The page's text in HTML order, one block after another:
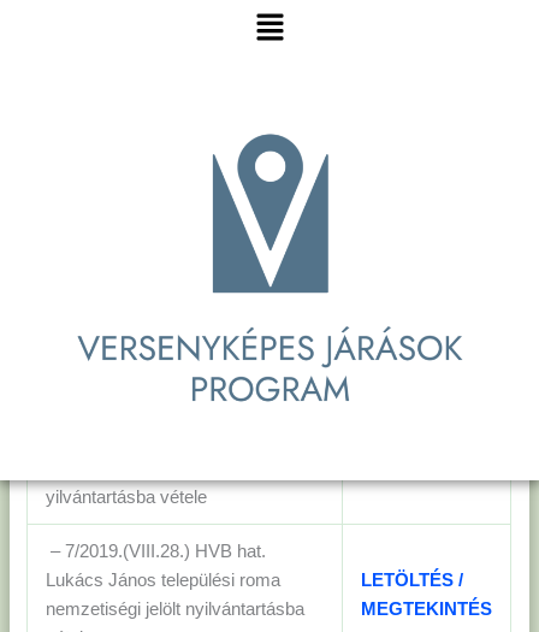
Menu
– 2/2019.(VIII.28.) HVB hat. Lapis
László Béla elnökhelyettes
– 4/2019.(VIII.28.) HVB hat. Siroki
– 5/2019.(VIII.28.) HVB hat. Siroki
Viktor települési roma nemzetiségi
jelölt nyilvántartásba vétele
MEGTEKINTÉS
yilvántartásba vétele
– 7/2019.(VIII.28.) HVB hat.
Lukács János települési roma
nemzetiségi jelölt nyilvántartásba
LETÖLTÉS /
MEGTEKINTÉS